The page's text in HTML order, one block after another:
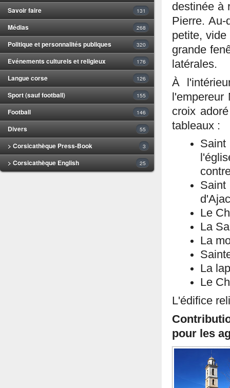
Savoir faire 131
Médias 268
Politique et personnalités publiques 320
Evénements culturels et religieux 176
Langue corse 126
Sport (sauf football) 155
Football 146
Divers 55
> Corsicathèque Press-Book 3
> Corsicathèque English 25
destinée à
Pierre.
petite,
grande
latérales.
À
croix
tableaux :
Le
La
La
La
Le
L'édifice
pour les